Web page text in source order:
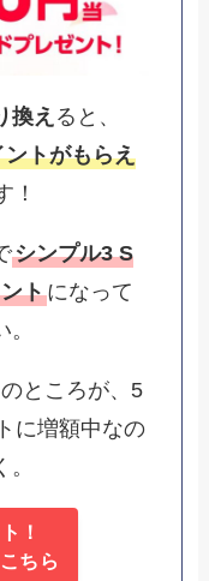
換え ると、
トがもらえ
！
シンプル3 S
トになって
ところが、5
に増額中なの
！
ちら